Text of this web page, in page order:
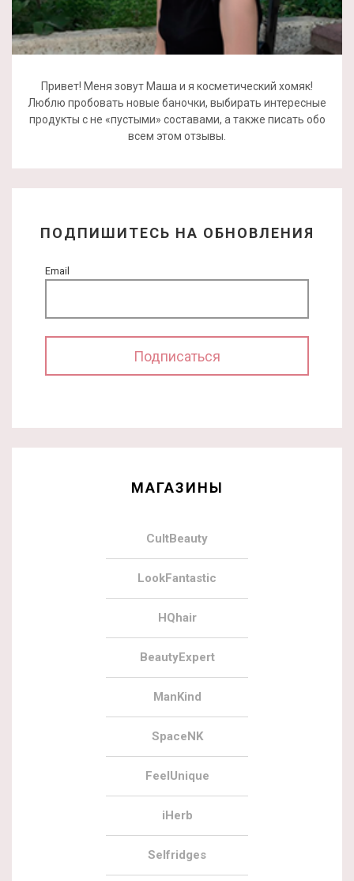
Привет! Меня зовут Маша и я косметический хомяк!
Люблю пробовать новые баночки, выбирать интересные
продукты с не «пустыми» составами, а также писать обо
всем этом отзывы.
ПОДПИШИТЕСЬ НА ОБНОВЛЕНИЯ
Email
МАГАЗИНЫ
CultBeauty
LookFantastic
HQhair
BeautyExpert
ManKind
SpaceNK
FeelUnique
iHerb
Selfridges